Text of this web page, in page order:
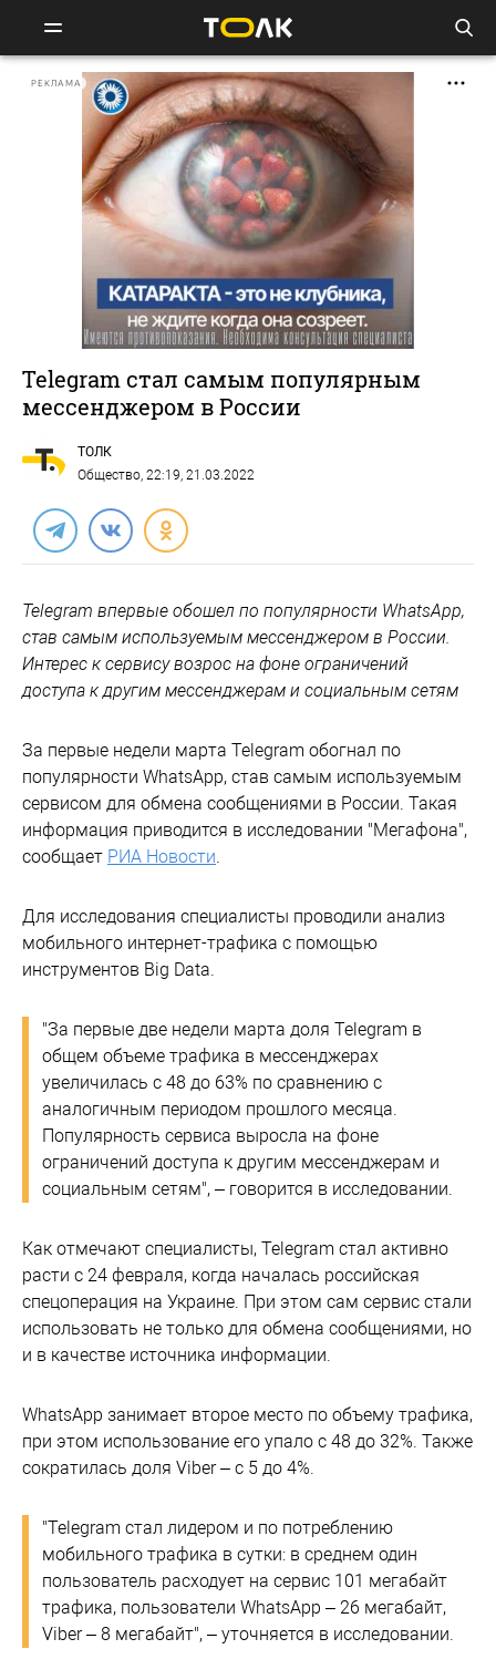
РЕКЛАМА
Telegram стал самым популярным
мессенджером в России
ТОЛК
Общество, 22:19, 21.03.2022
Telegram впервые обошел по популярности WhatsApp,
став самым используемым мессенджером в России.
Интерес к сервису возрос на фоне ограничений
доступа к другим мессенджерам и социальным сетям
За первые недели марта Telegram обогнал по
популярности WhatsApp, став самым используемым
сервисом для обмена сообщениями в России. Такая
информация приводится в исследовании "Мегафона",
сообщает РИА Новости.
Для исследования специалисты проводили анализ
мобильного интернет-трафика с помощью
инструментов Big Data.
"За первые две недели марта доля Telegram в
общем объеме трафика в мессенджерах
увеличилась с 48 до 63% по сравнению с
аналогичным периодом прошлого месяца.
Популярность сервиса выросла на фоне
ограничений доступа к другим мессенджерам и
социальным сетям", – говорится в исследовании.
Как отмечают специалисты, Telegram стал активно
расти с 24 февраля, когда началась российская
спецоперация на Украине. При этом сам сервис стали
использовать не только для обмена сообщениями, но
и в качестве источника информации.
WhatsApp занимает второе место по объему трафика,
при этом использование его упало с 48 до 32%. Также
сократилась доля Viber – с 5 до 4%.
"Telegram стал лидером и по потреблению
мобильного трафика в сутки: в среднем один
пользователь расходует на сервис 101 мегабайт
трафика, пользователи WhatsApp – 26 мегабайт,
Viber – 8 мегабайт", – уточняется в исследовании.